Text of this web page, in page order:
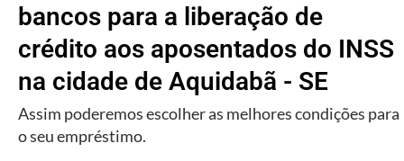
bancos para a liberação de
crédito aos aposentados do INSS
na cidade de Aquidabã - SE
Assim poderemos escolher as melhores condições para
o seu empréstimo.